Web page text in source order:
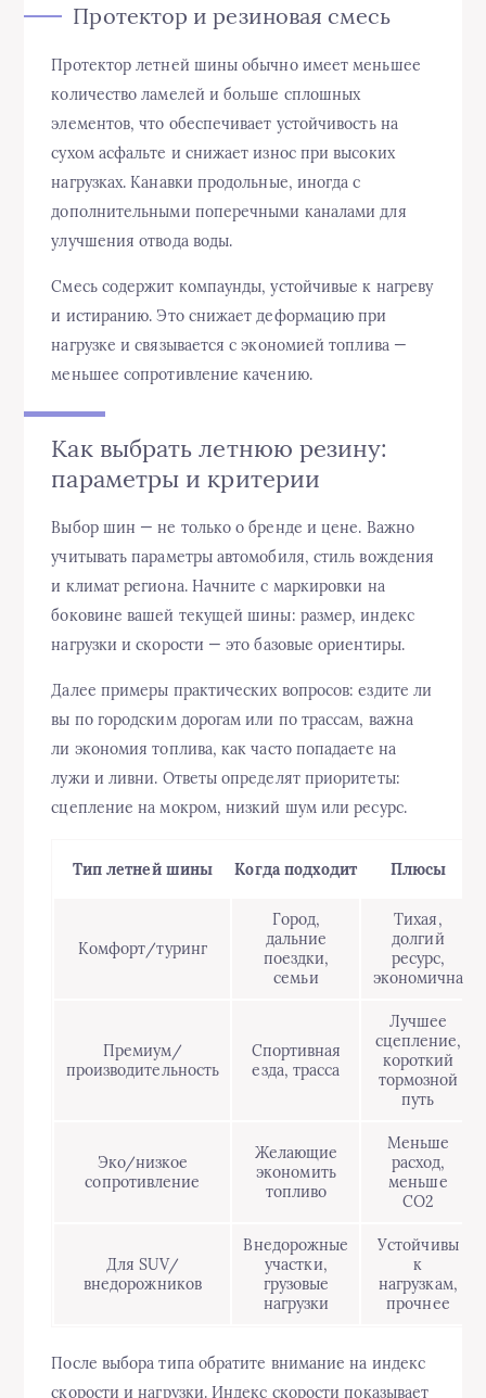
Протектор и резиновая смесь
Протектор летней шины обычно имеет меньшее
количество ламелей и больше сплошных
элементов, что обеспечивает устойчивость на
сухом асфальте и снижает износ при высоких
нагрузках. Канавки продольные, иногда с
дополнительными поперечными каналами для
улучшения отвода воды.
Смесь содержит компаунды, устойчивые к нагреву
и истиранию. Это снижает деформацию при
нагрузке и связывается с экономией топлива —
меньшее сопротивление качению.
Как выбрать летнюю резину:
параметры и критерии
Выбор шин — не только о бренде и цене. Важно
учитывать параметры автомобиля, стиль вождения
и климат региона. Начните с маркировки на
боковине вашей текущей шины: размер, индекс
нагрузки и скорости — это базовые ориентиры.
Далее примеры практических вопросов: ездите ли
вы по городским дорогам или по трассам, важна
ли экономия топлива, как часто попадаете на
лужи и ливни. Ответы определят приоритеты:
сцепление на мокром, низкий шум или ресурс.
Тип летней шины Когда подходит Плюсы
Комфорт/туринг
Город,
дальние
поездки,
семьи
Тихая,
долгий
ресурс,
экономична
Премиум/
производительность
Спортивная
езда, трасса
Лучшее
сцепление,
короткий
тормозной
путь
Эко/низкое
сопротивление
Желающие
экономить
топливо
Меньше
расход,
меньше
CO2
Для SUV/
внедорожников
Внедорожные
участки,
грузовые
нагрузки
Устойчивы
к
нагрузкам,
прочнее
После выбора типа обратите внимание на индекс
скорости и нагрузки. Индекс скорости показывает